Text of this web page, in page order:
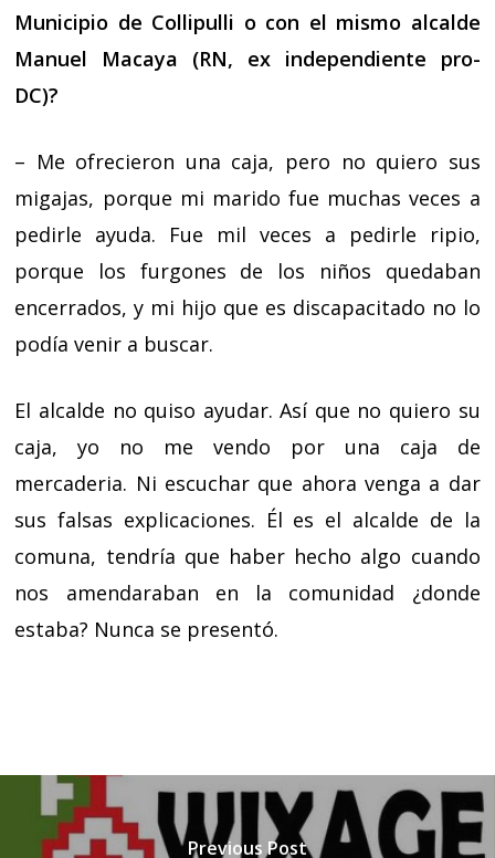
Municipio de Collipulli o con el mismo alcalde
Manuel Macaya (RN, ex independiente pro-
DC)?
– Me ofrecieron una caja, pero no quiero sus
migajas, porque mi marido fue muchas veces a
pedirle ayuda. Fue mil veces a pedirle ripio,
porque los furgones de los niños quedaban
encerrados, y mi hijo que es discapacitado no lo
podía venir a buscar.
El alcalde no quiso ayudar. Así que no quiero su
caja, yo no me vendo por una caja de
mercaderia. Ni escuchar que ahora venga a dar
sus falsas explicaciones. Él es el alcalde de la
comuna, tendría que haber hecho algo cuando
nos amendaraban en la comunidad ¿donde
estaba? Nunca se presentó.
Previous Post